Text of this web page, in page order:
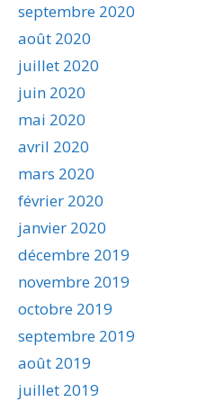
septembre 2020
août 2020
juillet 2020
juin 2020
mai 2020
avril 2020
mars 2020
février 2020
janvier 2020
décembre 2019
novembre 2019
octobre 2019
septembre 2019
août 2019
juillet 2019